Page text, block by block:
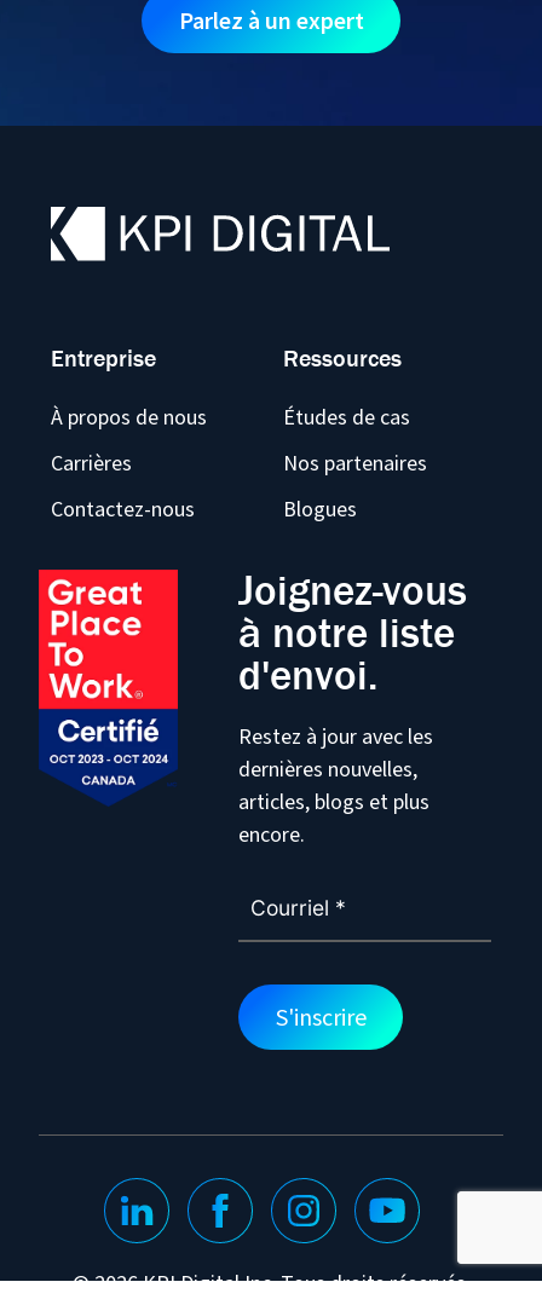
Parlez à un expert
Entreprise
À propos de nous
Carrières
Contactez-nous
Ressources
Études de cas
Nos partenaires
Blogues
Joignez-vous
à notre liste
d'envoi.
Restez à jour avec les
dernières nouvelles,
articles, blogs et plus
encore.
© 2026 KPI Digital Inc. Tous droits réservés.